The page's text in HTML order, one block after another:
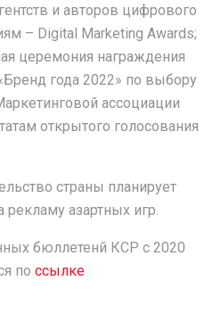
и авторов цифрового
– Digital Marketing Awards;
церемония награждения
года 2022» по выбору
ассоциации
открытого голосования
страны планирует
азартных игр.
бюллетенй КСР с 2020
по ссылке